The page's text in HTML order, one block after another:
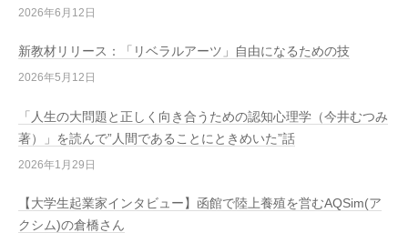
2026年6月12日
新教材リリース：「リベラルアーツ」自由になるための技
2026年5月12日
「人生の大問題と正しく向き合うための認知心理学（今井むつみ
著）」を読んで”人間であることにときめいた”話
2026年1月29日
【大学生起業家インタビュー】函館で陸上養殖を営むAQSim(ア
クシム)の倉橋さん